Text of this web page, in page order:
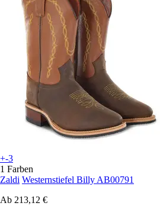
+-3
1 Farben
Zaldi Westernstiefel Billy AB00791
Ab 213,12 €